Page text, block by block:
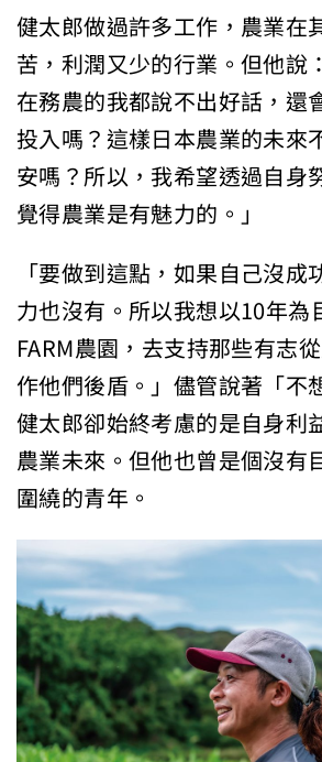
健太郎做過許多工作，農業在
苦，利潤又少的行業。但他
在務農的我都說不出好話，
投入嗎？這樣日本農業的未
安嗎？所以，我希望透過自
覺得農業是有魅力的。」
「要做到這點，如果自己沒
力也沒有。所以我想以10年
FARM農園，去支持那些有志
作他們後盾。」儘管說著「
健太郎卻始終考慮的是自身
農業未來。但他也曾是個沒
圍繞的青年。